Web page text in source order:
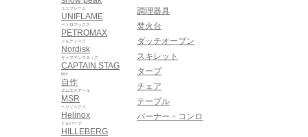
UNIFLAME
ユニフレーム
PETROMAX
ペトロマックス
Nordisk
ノルディスク
CAPTAIN STAG
キャプテンスタッグ
自作
DIY
MSR
エムエスアール
Helinox
ヘリノックス
HILLEBERG
ヒルバーグ
調理器具
焚火台
ダッチオーブン
スキレット
タープ
チェア
テーブル
バーナー・コンロ